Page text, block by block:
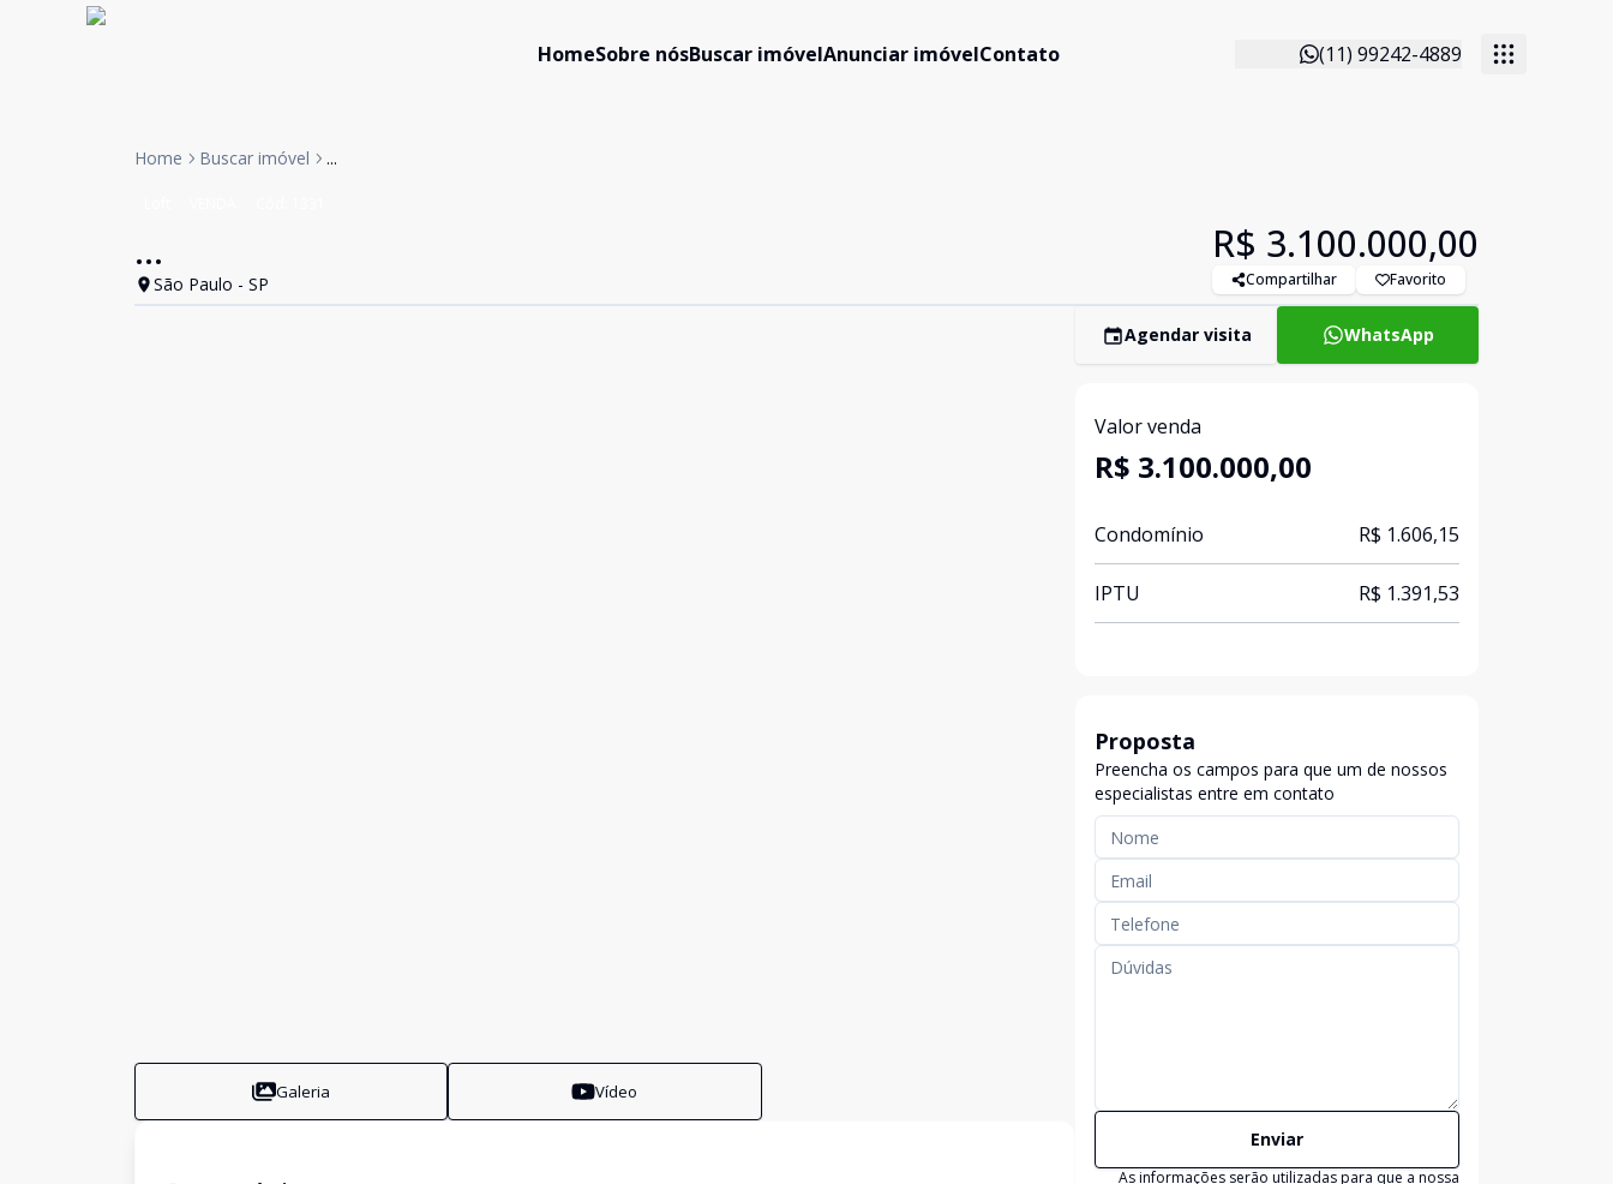
HomeSobre nósBuscar imóvelAnunciar imóvelContato (11) 99242-4889
Home Buscar imóvel ...
...
São Paulo - SP
R$ 3.100.000,00
Compartilhar Favorito
Galeria Vídeo
Agendar visita WhatsApp
Valor venda
R$ 3.100.000,00
Condomínio R$ 1.606,15
IPTU R$ 1.391,53
Proposta
Preencha os campos para que um de nossos
especialistas entre em contato
Enviar
As informações serão utilizadas para que a nossa